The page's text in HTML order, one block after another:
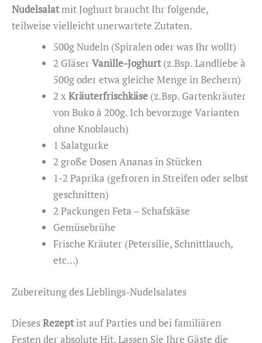
Nudelsalatmit Joghurt braucht Ihr folgende,
teilweise vielleicht unerwartete Zutaten.
500g Nudeln (Spiralen oder was Ihr wollt)
2 GläserVanille-Joghurt(z.Bsp. Landliebe à
500g oder etwa gleiche Menge in Bechern)
2 xKräuterfrischkäse (z.Bsp. Gartenkräuter
von Buko à 200g. Ich bevorzuge Varianten
ohne Knoblauch)
1 Salatgurke
2 große Dosen Ananas in Stücken
1-2 Paprika (gefroren in Streifen oder selbst
geschnitten)
2 Packungen Feta – Schafskäse
Gemüsebrühe
Frische Kräuter (Petersilie, Schnittlauch,
etc…)
Zubereitung des Lieblings-Nudelsalates
DiesesRezeptist auf Parties und bei familiären
Festen der absolute Hit. Lassen Sie Ihre Gäste die